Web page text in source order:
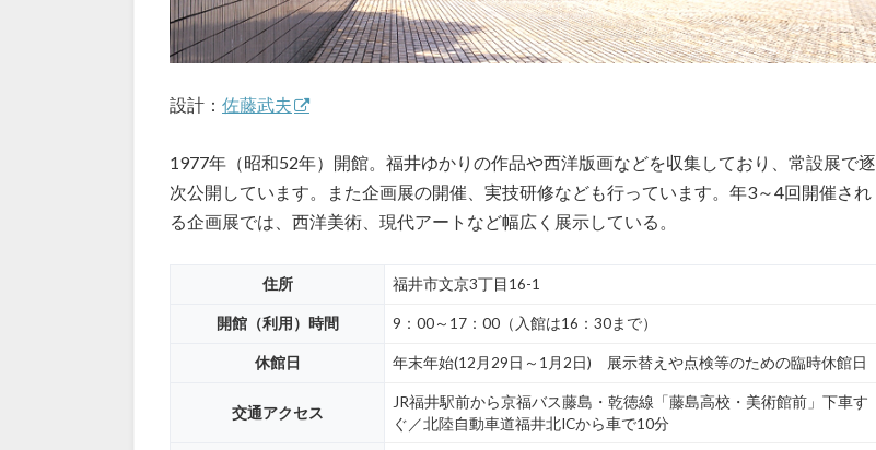
設計： 佐藤武夫
1977年（昭和52年）開館。福井ゆかりの作品や西洋版画などを収集しており、常設展で逐
次公開しています。また企画展の開催、実技研修なども行っています。年3～4回開催され
る企画展では、西洋美術、現代アートなど幅広く展示している。
住所 福井市文京3丁目16-1
開館（利用）時間 9：00～17：00（入館は16：30まで）
休館日 年末年始(12月29日～1月2日) 展示替えや点検等のための臨時休館日
交通アクセス
JR福井駅前から京福バス藤島・乾徳線「藤島高校・美術館前」下車す
ぐ／北陸自動車道福井北ICから車で10分